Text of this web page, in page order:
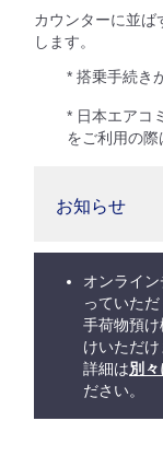
カウンターに並ば
します。
* 搭乗手続き
* 日本エアコ
をご利用の際
お知らせ
オンライ
っていた
手荷物預
けいただけ
詳細は別
ださい。